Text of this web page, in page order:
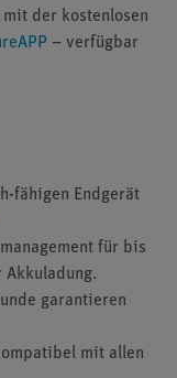
mit der kostenlosen
– verfügbar
fähigen Endgerät
für bis
garantieren
mit allen